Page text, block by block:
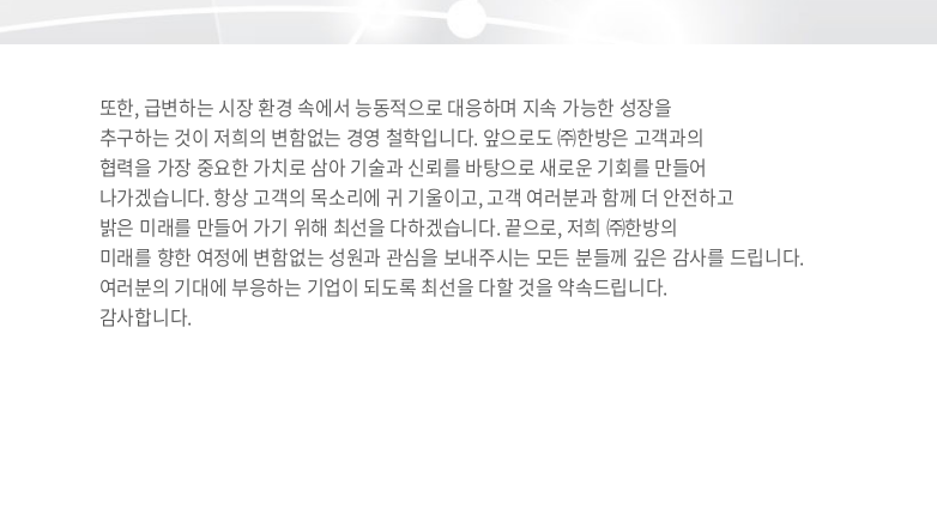
또한, 급변하는 시장 환경 속에서 능동적으로 대응하며 지속 가능한 성장을
추구하는 것이 저희의 변함없는 경영 철학입니다. 앞으로도 ㈜한방은 고객과의
협력을 가장 중요한 가치로 삼아 기술과 신뢰를 바탕으로 새로운 기회를 만들어
나가겠습니다. 항상 고객의 목소리에 귀 기울이고, 고객 여러분과 함께 더 안전하고
밝은 미래를 만들어 가기 위해 최선을 다하겠습니다. 끝으로, 저희 ㈜한방의
미래를 향한 여정에 변함없는 성원과 관심을 보내주시는 모든 분들께 깊은 감사를 드립니다.
여러분의 기대에 부응하는 기업이 되도록 최선을 다할 것을 약속드립니다.
감사합니다.